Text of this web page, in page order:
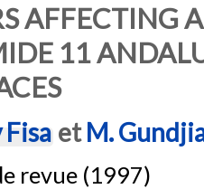
AFFECTING
11
Fisa etM.
revue (1997)